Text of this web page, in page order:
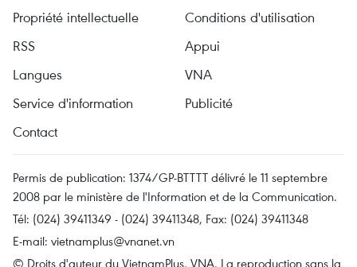
Propriété intellectuelle
Conditions d'utilisation
RSS
Appui
Langues
VNA
Service d'information
Publicité
Contact
Permis de publication: 1374/GP-BTTTT délivré le 11 septembre
2008 par le ministère de l'Information et de la Communication.
Tél: (024) 39411349 - (024) 39411348, Fax: (024) 39411348
E-mail: vietnamplus@vnanet.vn
© Droits d'auteur du VietnamPlus, VNA. La reproduction sans la